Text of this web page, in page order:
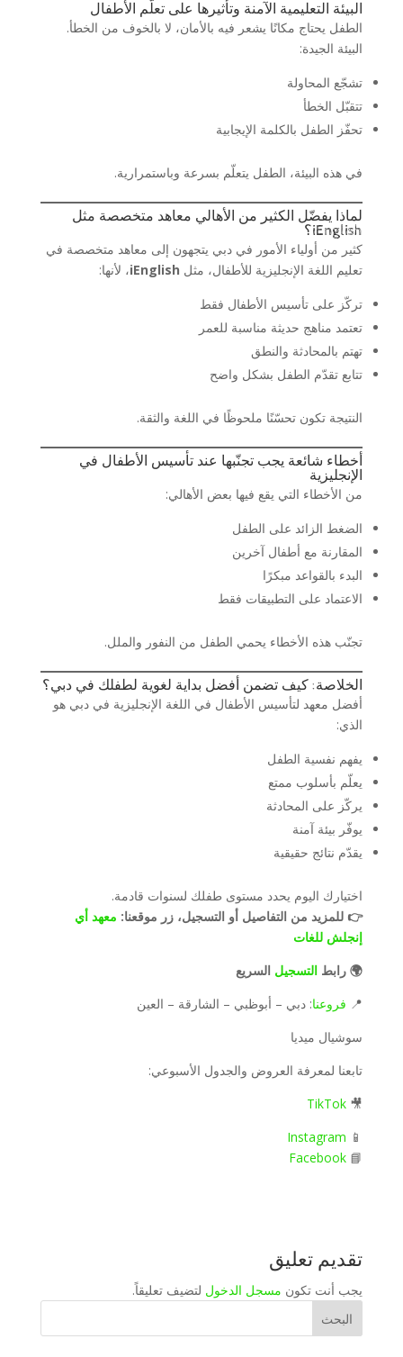
البيئة التعليمية الآمنة وتأثيرها على تعلّم الأطفال
الطفل يحتاج مكانًا يشعر فيه بالأمان، لا بالخوف من الخطأ.
البيئة الجيدة:
تشجّع المحاولة
تتقبّل الخطأ
تحفّز الطفل بالكلمة الإيجابية
في هذه البيئة، الطفل يتعلّم بسرعة وباستمرارية.
لماذا يفضّل الكثير من الأهالي معاهد متخصصة مثل
iEnglish؟
كثير من أولياء الأمور في دبي يتجهون إلى معاهد متخصصة في
تعليم اللغة الإنجليزية للأطفال، مثل iEnglish، لأنها:
تركّز على تأسيس الأطفال فقط
تعتمد مناهج حديثة مناسبة للعمر
تهتم بالمحادثة والنطق
تتابع تقدّم الطفل بشكل واضح
النتيجة تكون تحسّنًا ملحوظًا في اللغة والثقة.
أخطاء شائعة يجب تجنّبها عند تأسيس الأطفال في
الإنجليزية
من الأخطاء التي يقع فيها بعض الأهالي:
الضغط الزائد على الطفل
المقارنة مع أطفال آخرين
البدء بالقواعد مبكرًا
الاعتماد على التطبيقات فقط
تجنّب هذه الأخطاء يحمي الطفل من النفور والملل.
الخلاصة: كيف تضمن أفضل بداية لغوية لطفلك في دبي؟
أفضل معهد لتأسيس الأطفال في اللغة الإنجليزية في دبي هو
الذي:
يفهم نفسية الطفل
يعلّم بأسلوب ممتع
يركّز على المحادثة
يوفّر بيئة آمنة
يقدّم نتائج حقيقية
اختيارك اليوم يحدد مستوى طفلك لسنوات قادمة.
👉 للمزيد من التفاصيل أو التسجيل، زر موقعنا: معهد أي
إنجلش للغات
🌍 رابط التسجيل السريع
📍 فروعنا: دبي – أبوظبي – الشارقة – العين
سوشيال ميديا
تابعنا لمعرفة العروض والجدول الأسبوعي:
🎥
TikTok
📱
Instagram
📘
Facebook
تقديم تعليق
يجب أنت تكون مسجل الدخول لتضيف تعليقاً.
البحث